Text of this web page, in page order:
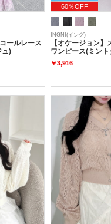
ールレース
ュ)
60％OFF
INGNI(イング)
【オケージョン
ワンピース(ミン
￥3,916